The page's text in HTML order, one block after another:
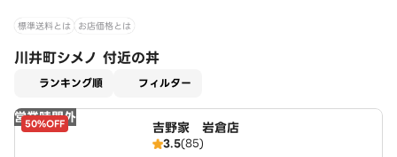
標準送料とは お店価格とは
川井町シメノ 付近の丼
ランキング順 フィルター
営業時間外
50%OFF 吉野家 岩倉店
3.5(85)